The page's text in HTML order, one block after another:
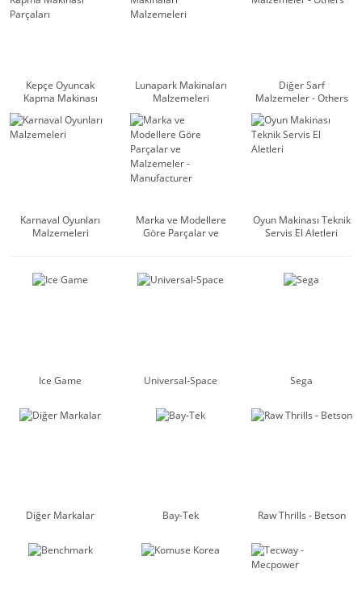
Kepçe Oyuncak
Kapma Makinası
Lunapark Makinaları
Malzemeleri
Diğer Sarf
Malzemeler - Others
Karnaval Oyunları
Malzemeleri
Marka ve Modellere
Göre Parçalar ve
Oyun Makinası Teknik
Servis El Aletleri
Ice Game Universal-Space Sega
Diğer Markalar Bay-Tek Raw Thrills - Betson